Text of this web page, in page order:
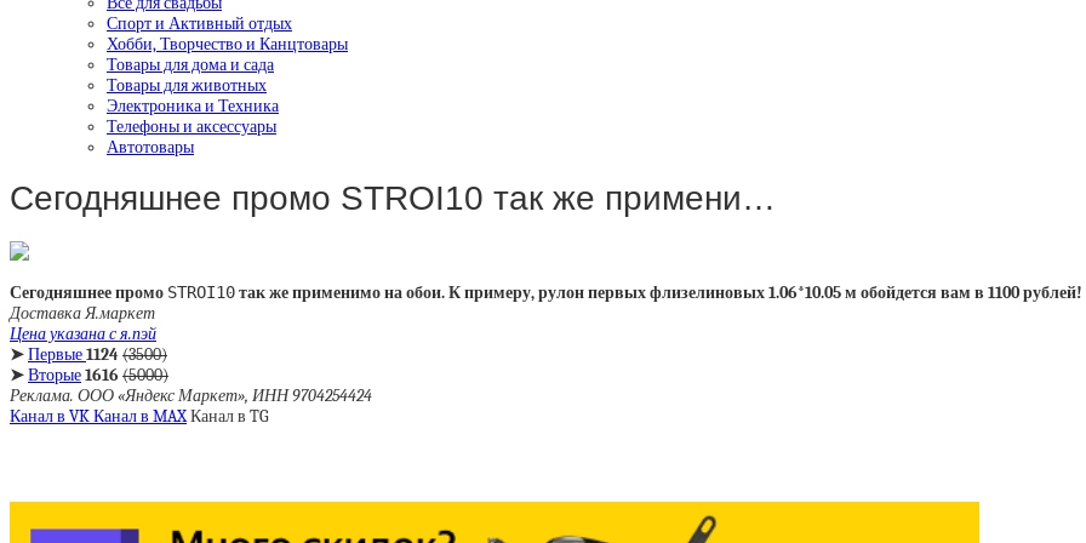
Спорт и Активный отдых
Хобби, Творчество и Канцтовары
Товары для дома и сада
Товары для животных
Электроника и Техника
Телефоны и аксессуары
Автотовары
Сегодняшнее промо STROI10 так же примени…
Сегодняшнее промо STROI10так же применимо на обои. К примеру, рулон первых флизелиновых 1.06*10.05 м обойдется вам в 1100 рублей!
Доставка Я.маркет
Цена указана с я.пэй
➤Первые1124(3500)
➤Вторые1616 (5000)
Реклама. ООО «Яндекс Маркет», ИНН 9704254424
Канал в VKКанал в MAXКанал в TG